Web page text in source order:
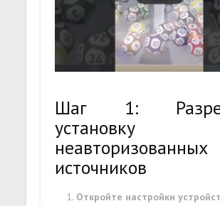
Шаг 1:
неавторизованных
источников
Откройте настройки